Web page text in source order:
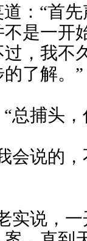
：“首
是一开
，我不
了解。”
总捕头，
会说的
实说，